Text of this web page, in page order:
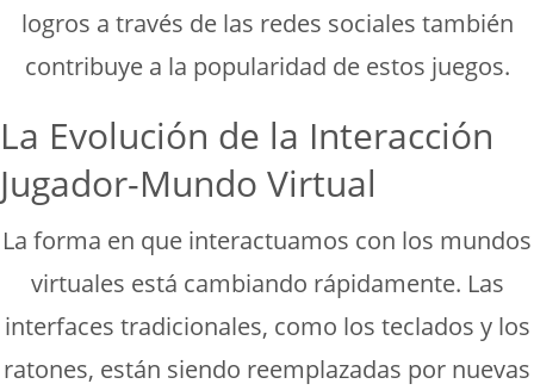
logros a través de las redes sociales también
contribuye a la popularidad de estos juegos.
La Evolución de la Interacción
Jugador-Mundo Virtual
La forma en que interactuamos con los mundos
virtuales está cambiando rápidamente. Las
interfaces tradicionales, como los teclados y los
ratones, están siendo reemplazadas por nuevas